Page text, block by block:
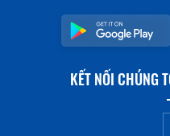
KẾT NỐI CHÚNG